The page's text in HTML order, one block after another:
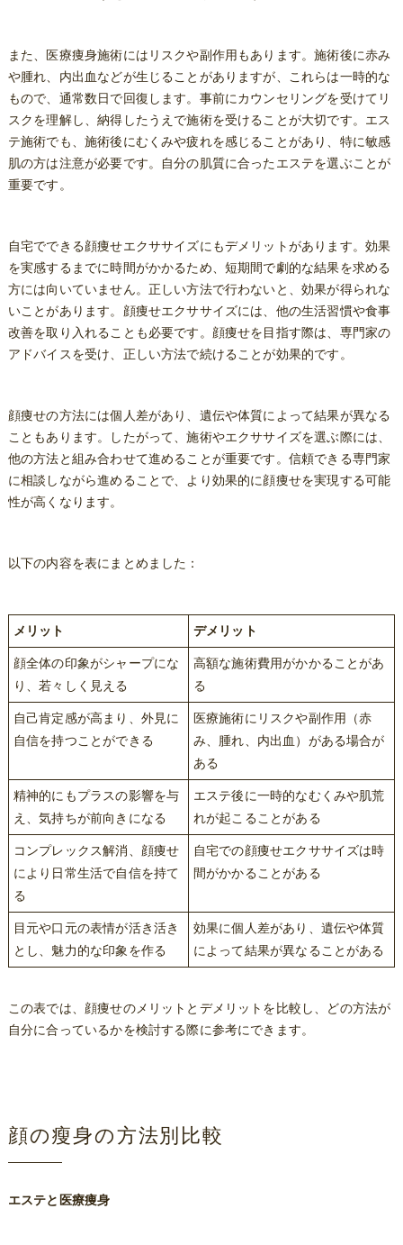
また、医療痩身施術にはリスクや副作用もあります。施術後に赤み
や腫れ、内出血などが生じることがありますが、これらは一時的な
もので、通常数日で回復します。事前にカウンセリングを受けてリ
スクを理解し、納得したうえで施術を受けることが大切です。エス
テ施術でも、施術後にむくみや疲れを感じることがあり、特に敏感
肌の方は注意が必要です。自分の肌質に合ったエステを選ぶことが
重要です。
自宅でできる顔痩せエクササイズにもデメリットがあります。効果
を実感するまでに時間がかかるため、短期間で劇的な結果を求める
方には向いていません。正しい方法で行わないと、効果が得られな
いことがあります。顔痩せエクササイズには、他の生活習慣や食事
改善を取り入れることも必要です。顔痩せを目指す際は、専門家の
アドバイスを受け、正しい方法で続けることが効果的です。
顔痩せの方法には個人差があり、遺伝や体質によって結果が異なる
こともあります。したがって、施術やエクササイズを選ぶ際には、
他の方法と組み合わせて進めることが重要です。信頼できる専門家
に相談しながら進めることで、より効果的に顔痩せを実現する可能
性が高くなります。
以下の内容を表にまとめました：
メリット デメリット
顔全体の印象がシャープにな
り、若々しく見える
高額な施術費用がかかることがあ
る
自己肯定感が高まり、外見に
自信を持つことができる
医療施術にリスクや副作用（赤
み、腫れ、内出血）がある場合が
ある
精神的にもプラスの影響を与
え、気持ちが前向きになる
エステ後に一時的なむくみや肌荒
れが起こることがある
コンプレックス解消、顔痩せ
により日常生活で自信を持て
る
自宅での顔痩せエクササイズは時
間がかかることがある
目元や口元の表情が活き活き
とし、魅力的な印象を作る
効果に個人差があり、遺伝や体質
によって結果が異なることがある
この表では、顔痩せのメリットとデメリットを比較し、どの方法が
自分に合っているかを検討する際に参考にできます。
顔の瘦身の方法別比較
エステと医療痩身